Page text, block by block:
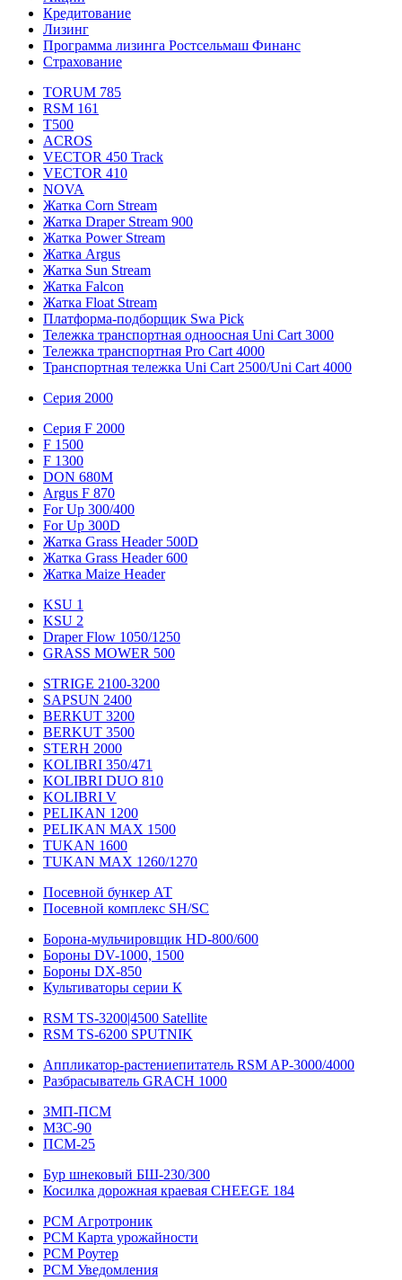
Кредитование
Лизинг
Программа лизинга Ростсельмаш Финанс
Страхование
TORUM 785
RSM 161
T500
ACROS
VECTOR 450 Track
VECTOR 410
NOVA
Жатка Corn Stream
Жатка Draper Stream 900
Жатка Power Stream
Жатка Argus
Жатка Sun Stream
Жатка Falcon
Жатка Floаt Stream
Платформа-подборщик Swa Pick
Тележка транспортная одноосная Uni Cart 3000
Тележка транспортная Pro Cart 4000
Транспортная тележка Uni Cart 2500/Uni Cart 4000
Серия 2000
Серия F 2000
F 1500
F 1300
DON 680M
Argus F 870
For Up 300/400
For Up 300D
Жатка Grass Header 500D
Жатка Grass Header 600
Жатка Maize Header
KSU 1
KSU 2
Draper Flow 1050/1250
GRASS MOWER 500
STRIGE 2100-3200
SAPSUN 2400
BERKUT 3200
BERKUT 3500
STERH 2000
KOLIBRI 350/471
KOLIBRI DUO 810
KOLIBRI V
PELIKAN 1200
PELIKAN MAX 1500
TUKAN 1600
TUKAN MAX 1260/1270
Посевной бункер АТ
Посевной комплекс SH/SC
Борона-мульчировщик HD-800/600
Бороны DV-1000, 1500
Бороны DX-850
Культиваторы серии К
RSM TS-3200|4500 Satellite
RSM TS-6200 SPUTNIK
Аппликатор-растениепитатель RSM AP-3000/4000
Разбрасыватель GRACH 1000
ЗМП-ПСМ
МЗС-90
ПСМ-25
Бур шнековый БШ-230/300
Косилка дорожная краевая CHEEGE 184
РСМ Агротроник
РСМ Карта урожайности
РСМ Роутер
РСМ Уведомления